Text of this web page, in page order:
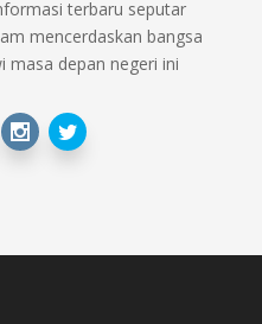
terbaru seputar
mencerdaskan bangsa
masa depan negeri ini